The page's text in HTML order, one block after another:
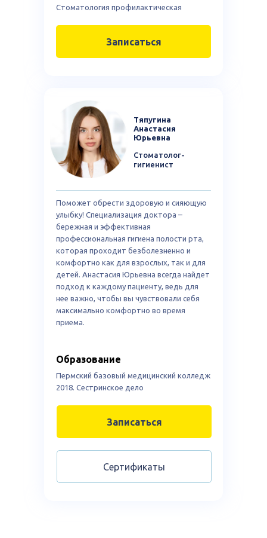
Стоматолог-
гигиенист
Тяпугина
Анастасия
Юрьевна
Поможет обрести здоровую и сияющую
улыбку! Специализация доктора –
бережная и эффективная
профессиональная гигиена полости рта,
которая проходит безболезненно и
комфортно как для взрослых, так и для
детей. Анастасия Юрьевна всегда найдет
подход к каждому пациенту, ведь для
нее важно, чтобы вы чувствовали себя
максимально комфортно во время
приема.
Записаться
Сертификаты
Образование
Пермский базовый медицинский колледж
2018. Сестринское дело
Записаться
Стоматология профилактическая